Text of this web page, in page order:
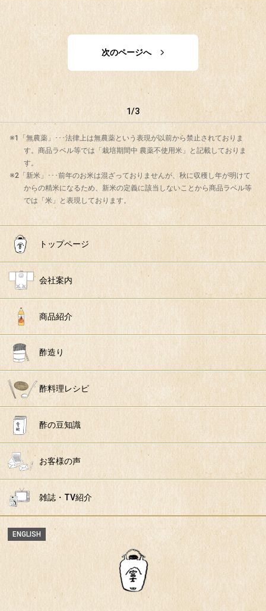
次のページへ
1/3
※1「無農薬」･･･法律上は無農薬という表現が以前から禁止されておりま
す。商品ラベル等では「栽培期間中 農薬不使用米」と記載しておりま
す。
※2「新米」･･･前年のお米は混ざっておりませんが、秋に収穫し年が明けて
からの精米になるため、新米の定義に該当しないことから商品ラベル等
では「米」と表現しております。
トップページ
会社案内
商品紹介
酢造り
酢料理レシピ
酢の豆知識
お客様の声
雑誌・TV紹介
ENGLISH